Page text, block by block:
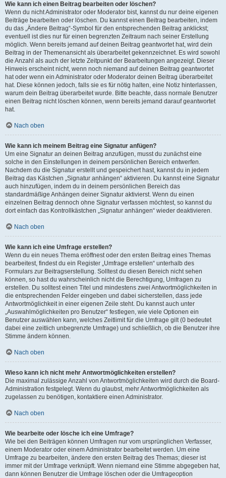
Wie kann ich einen Beitrag bearbeiten oder löschen?
Wenn du nicht Administrator oder Moderator bist, kannst du nur deine eigenen
Beiträge bearbeiten oder löschen. Du kannst einen Beitrag bearbeiten, indem
du das „Ändere Beitrag“-Symbol für den entsprechenden Beitrag anklickst;
eventuell ist dies nur für einen begrenzten Zeitraum nach seiner Erstellung
möglich. Wenn bereits jemand auf deinen Beitrag geantwortet hat, wird dein
Beitrag in der Themenansicht als überarbeitet gekennzeichnet. Es wird sowohl
die Anzahl als auch der letzte Zeitpunkt der Bearbeitungen angezeigt. Dieser
Hinweis erscheint nicht, wenn noch niemand auf deinen Beitrag geantwortet
hat oder wenn ein Administrator oder Moderator deinen Beitrag überarbeitet
hat. Diese können jedoch, falls sie es für nötig halten, eine Notiz hinterlassen,
warum dein Beitrag überarbeitet wurde. Bitte beachte, dass normale Benutzer
einen Beitrag nicht löschen können, wenn bereits jemand darauf geantwortet
hat.
Nach oben
Wie kann ich meinem Beitrag eine Signatur anfügen?
Um eine Signatur an deinen Beitrag anzufügen, musst du zunächst eine
solche in den Einstellungen in deinem persönlichen Bereich entwerfen.
Nachdem du die Signatur erstellt und gespeichert hast, kannst du in jedem
Beitrag das Kästchen „Signatur anhängen“ aktivieren. Du kannst eine Signatur
auch hinzufügen, indem du in deinem persönlichen Bereich das
standardmäßige Anhängen deiner Signatur aktivierst. Wenn du einen
einzelnen Beitrag dennoch ohne Signatur verfassen möchtest, so kannst du
dort einfach das Kontrollkästchen „Signatur anhängen“ wieder deaktivieren.
Nach oben
Wie kann ich eine Umfrage erstellen?
Wenn du ein neues Thema eröffnest oder den ersten Beitrag eines Themas
bearbeitest, findest du ein Register „Umfrage erstellen“ unterhalb des
Formulars zur Beitragserstellung. Solltest du diesen Bereich nicht sehen
können, so hast du wahrscheinlich nicht die Berechtigung, Umfragen zu
erstellen. Du solltest einen Titel und mindestens zwei Antwortmöglichkeiten in
die entsprechenden Felder eingeben und dabei sicherstellen, dass jede
Antwortmöglichkeit in einer eigenen Zeile steht. Du kannst auch unter
„Auswahlmöglichkeiten pro Benutzer“ festlegen, wie viele Optionen ein
Benutzer auswählen kann, welches Zeitlimit für die Umfrage gilt (0 bedeutet
dabei eine zeitlich unbegrenzte Umfrage) und schließlich, ob die Benutzer ihre
Stimme ändern können.
Nach oben
Wieso kann ich nicht mehr Antwortmöglichkeiten erstellen?
Die maximal zulässige Anzahl von Antwortmöglichkeiten wird durch die Board-
Administration festgelegt. Wenn du glaubst, mehr Antwortmöglichkeiten als
zugelassen zu benötigen, kontaktiere einen Administrator.
Nach oben
Wie bearbeite oder lösche ich eine Umfrage?
Wie bei den Beiträgen können Umfragen nur vom ursprünglichen Verfasser,
einem Moderator oder einem Administrator bearbeitet werden. Um eine
Umfrage zu bearbeiten, ändere den ersten Beitrag des Themas; dieser ist
immer mit der Umfrage verknüpft. Wenn niemand eine Stimme abgegeben hat,
dann können Benutzer die Umfrage löschen oder die Umfrageoption